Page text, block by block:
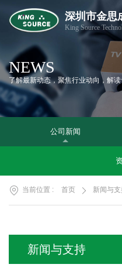
深圳市金思
King Source
金
思
成
产
品
中
方
新
与
SunVibe
NEWS
了解最新动态，聚焦行业动向，解
公司新闻
当前位置 : 首页 新闻与
新闻与支持